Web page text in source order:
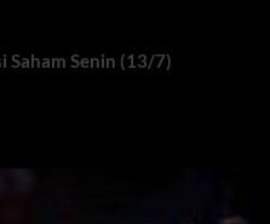
Saham Senin (13/7)